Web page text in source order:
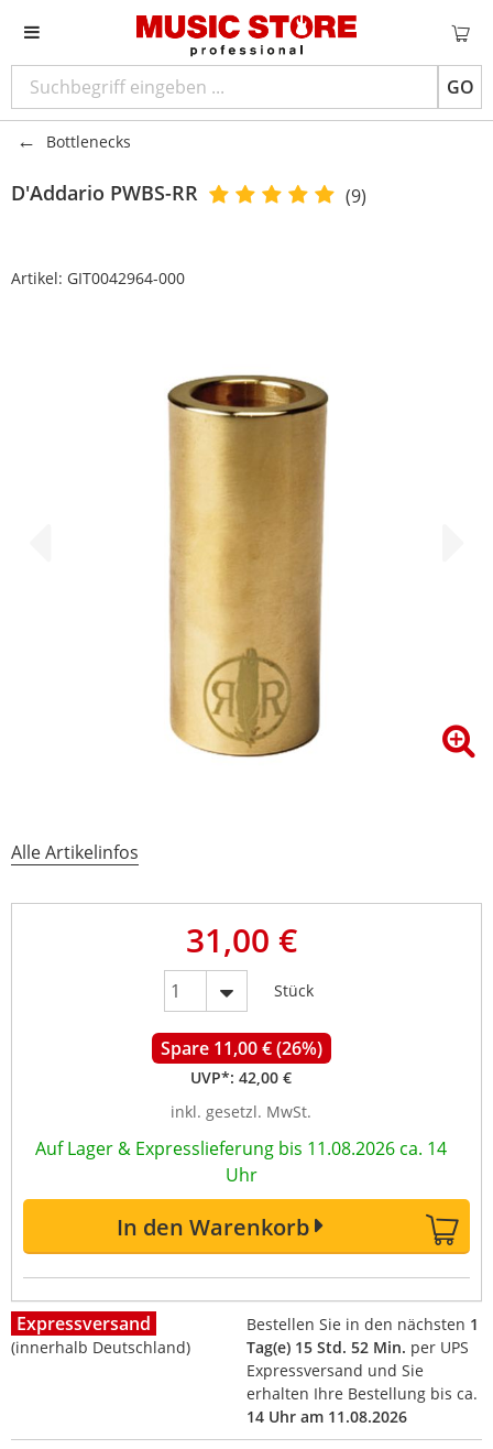
GO
Bottlenecks
D'Addario PWBS-RR (9)
Artikel: GIT0042964-000
Alle Artikelinfos
31,00 €
Stück
Spare 11,00 € (26%)
UVP*: 42,00 €
inkl. gesetzl. MwSt.
Auf Lager & Expresslieferung bis 11.08.2026 ca. 14
Uhr
In den Warenkorb
Expressversand
(innerhalb Deutschland)
Bestellen Sie in den nächsten 1
Tag(e) 15 Std. 52 Min. per UPS
Expressversand und Sie
erhalten Ihre Bestellung bis ca.
14 Uhr am 11.08.2026